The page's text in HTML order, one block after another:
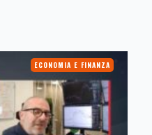
ECONOMIA E FINANZA